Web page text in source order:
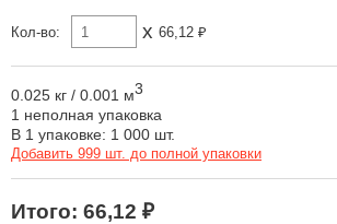
Кол-во: x 66,12 ₽
0.025 кг / 0.001 м3
1 неполная упаковка
В 1 упаковке: 1 000 шт.
Добавить 999 шт. до полной упаковки
Итого: 66,12 ₽